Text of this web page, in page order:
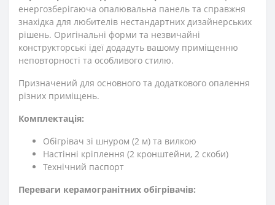
енергозберігаюча опалювальна панель та справжня
знахідка для любителів нестандартних дизайнерських
рішень. Оригінальні форми та незвичайні
конструкторські ідеї додадуть вашому приміщенню
неповторності та особливого стилю.
Призначений для основного та додаткового опалення
різних приміщень.
Комплектація:
Обігрівач зі шнуром (2 м) та вилкою
Настінні кріплення (2 кронштейни, 2 скоби)
Технічний паспорт
Переваги керамогранітних обігрівачів: